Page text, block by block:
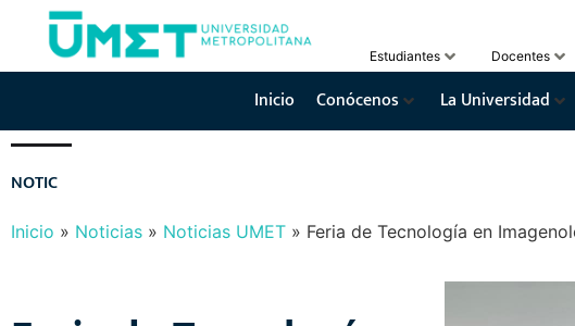
Estudiantes Docentes
Inicio
Conócenos La Universidad
NOTIC
Inicio » Noticias » Noticias UMET » Feria de Tecnología en